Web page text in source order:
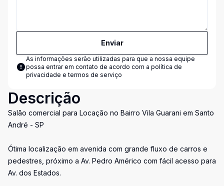
Enviar
As informações serão utilizadas para que a nossa equipe
possa entrar em contato de acordo com a política de
privacidade e termos de serviço
Descrição
Salão comercial para Locação no Bairro Vila Guarani em Santo
André - SP
Ótima localização em avenida com grande fluxo de carros e
pedestres, próximo a Av. Pedro Américo com fácil acesso para
Av. dos Estados.